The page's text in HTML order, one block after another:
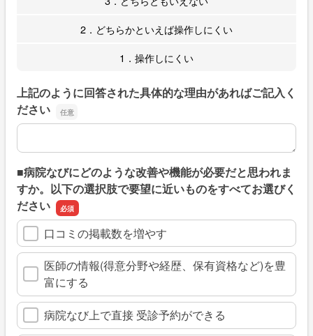
2．どちらかといえば操作しにくい
1．操作しにくい
上記のように回答された具体的な理由があればご記入く
ださい
上記のように回答された具体的な理由があればご記入くだ
■病院なびにどのような改善や機能が必要だと思われま
すか。以下の選択肢で要望に近いものをすべてお選びく
ださい
口コミの掲載数を増やす
医師の情報(得意分野や経歴、保有資格など)を豊
富にする
病院なび上で直接 受診予約ができる